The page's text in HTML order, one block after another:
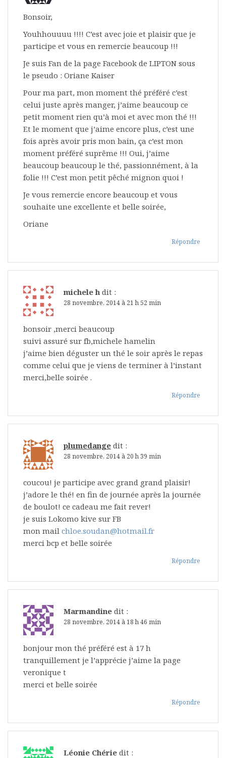
Bonsoir,
Youhhouuuu !!!! C’est avec joie et plaisir que je
participe et vous en remercie beaucoup !!!
Je suis Fan de la page Facebook de LIPTON sous
le pseudo : Oriane Kaiser
Pour ma part, mon moment thé préféré c’est
celui juste après manger, j’aime beaucoup ce
petit moment rien qu’à moi et avec mon thé !!!
Et le moment que j’aime encore plus, c’est une
fois après avoir pris mon bain, ça c’est mon
moment préféré suprême !!! Oui, j’aime
beaucoup beaucoup le thé, passionnément, à la
folie !!! C’est mon petit pêché mignon quoi !
Je vous remercie encore beaucoup et vous
souhaite une excellente et belle soirée,
Oriane
Répondre
michele h dit :
28 novembre, 2014 à 21 h 52 min
bonsoir ,merci beaucoup
suivi assuré sur fb,michele hamelin
j’aime bien déguster un thé le soir après le repas
comme celui que je viens de terminer à l’instant
merci,belle soirée .
Répondre
plumedange dit :
28 novembre, 2014 à 20 h 39 min
coucou! je participe avec grand grand plaisir!
j’adore le thé! en fin de journée après la journée
de boulot! ce cadeau me fait rever!
je suis Lokomo kive sur FB
mon mail chloe.soudan@hotmail.fr
merci bcp et belle soirée
Répondre
Marmandine dit :
28 novembre, 2014 à 18 h 46 min
bonjour mon thé préféré est à 17 h
tranquillement je l’apprécie j’aime la page
veronique t
merci et belle soirée
Répondre
Léonie Chérie dit :